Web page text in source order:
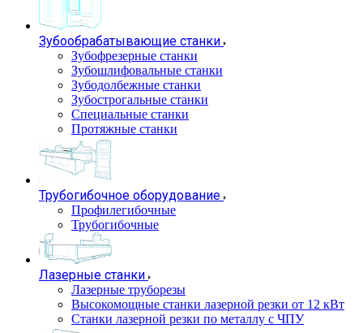
Зубообрабатывающие станки
Зубофрезерные станки
Зубошлифовальные станки
Зубодолбежные станки
Зубострогальные станки
Специальные станки
Протяжные станки
Трубогибочное оборудование
Профилегибочные
Трубогибочные
Лазерные станки
Лазерные труборезы
Высокомощные станки лазерной резки от 12 кВт
Станки лазерной резки по металлу с ЧПУ